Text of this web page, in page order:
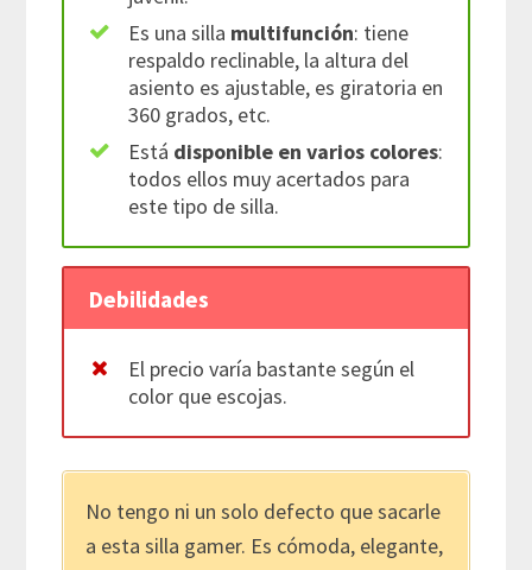
Es una silla multifunción: tiene
respaldo reclinable, la altura del
asiento es ajustable, es giratoria en
360 grados, etc.
Está disponible en varios colores:
todos ellos muy acertados para
este tipo de silla.
Debilidades
El precio varía bastante según el
color que escojas.
No tengo ni un solo defecto que sacarle
a esta silla gamer. Es cómoda, elegante,